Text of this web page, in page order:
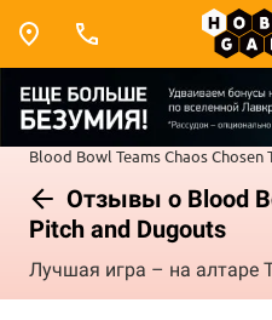
Blood Bowl TeamsChaos Chosen
Отзывы о Blood
Pitch and Dugouts
Лучшая игра – на алтаре